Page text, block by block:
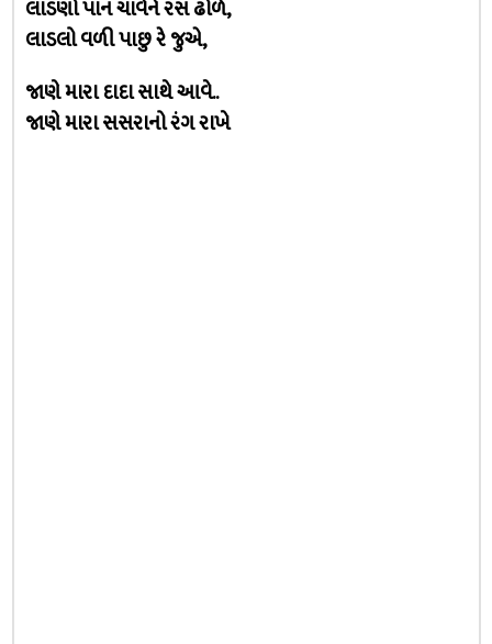
લાડણો પાન ચાવેને રસ ઢોળે,
લાડલો વળી પાછુ રે જુએ,
જાણે મારા દાદા સાથે આવે..
જાણે મારા સસરાનો રંગ રાખે